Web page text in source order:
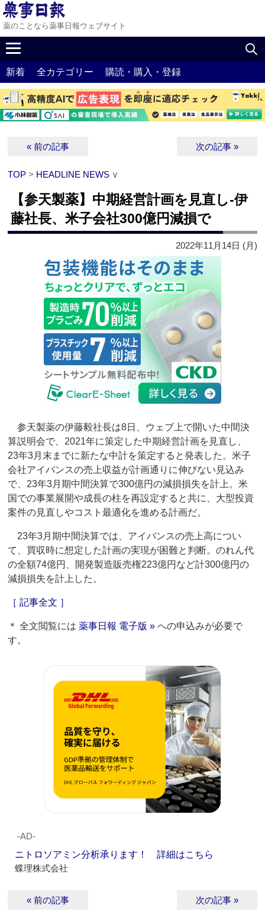
薬のことなら薬事日報ウェブサイト
新着 全カテゴリー 購読・購入・登録
« 前の記事 次の記事 »
TOP > HEADLINE NEWS ∨
【参天製薬】中期経営計画を見直し‐伊
藤社長、米子会社300億円減損で
2022年11月14日 (月)
参天製薬の伊藤毅社長は8日、ウェブ上で開いた中間決
算説明会で、2021年に策定した中期経営計画を見直し、
23年3月末までに新たな中計を策定すると発表した。米子
会社アイバンスの売上収益が計画通りに伸びない見込み
で、23年3月期中間決算で300億円の減損損失を計上。米
国での事業展開や成長の柱を再設定すると共に、大型投資
案件の見直しやコスト最適化を進める計画だ。
23年3月期中間決算では、アイバンスの売上高につい
て、買収時に想定した計画の実現が困難と判断。のれん代
の全額74億円、開発製造販売権223億円など計300億円の
減損損失を計上した。
［ 記事全文 ］
＊ 全文閲覧には薬事日報 電子版 » への申込みが必要で
す。
‐AD‐
ニトロソアミン分析承ります！ 詳細はこちら
蝶理株式会社
« 前の記事 次の記事 »